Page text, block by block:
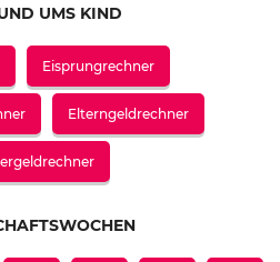
UMS KIND
Eisprungrechner
Elterngeldrechner